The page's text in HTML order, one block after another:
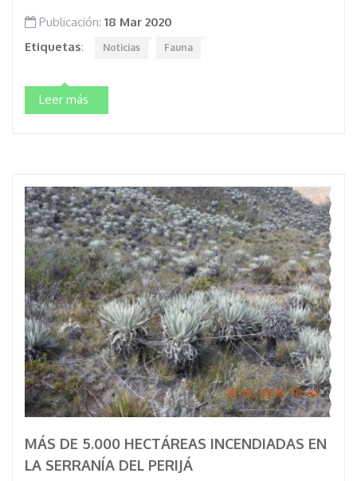
Publicación: 18 Mar 2020
Etiquetas: Noticias Fauna
Leer más
MÁS DE 5.000 HECTÁREAS INCENDIADAS EN
LA SERRANÍA DEL PERIJÁ